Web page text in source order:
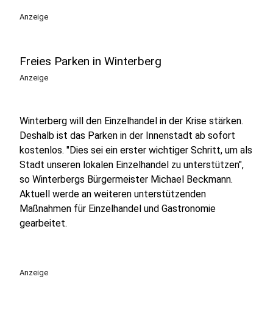
Anzeige
Freies Parken in Winterberg
Anzeige
Winterberg will den Einzelhandel in der Krise stärken.
Deshalb ist das Parken in der Innenstadt ab sofort
kostenlos. "Dies sei ein erster wichtiger Schritt, um als
Stadt unseren lokalen Einzelhandel zu unterstützen",
so Winterbergs Bürgermeister Michael Beckmann.
Aktuell werde an weiteren unterstützenden
Maßnahmen für Einzelhandel und Gastronomie
gearbeitet.
Anzeige